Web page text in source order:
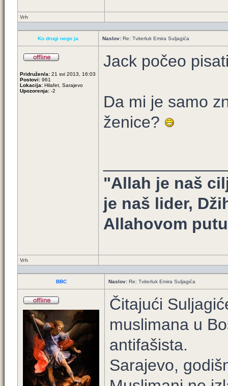
Vrh
Ko drugi nego ja Naslov: Re: Tviterluk Emira Suljagića
Pridružen/a: 21 svi 2013, 16:03
Postovi: 961
Lokacija: Hilafet, Sarajevo
Upozorenja: -2
Jack počeo
Da mi je samo
ženice?
"Allah je naš
je naš lider,
Allahovom
Vrh
BBC Naslov: Re: Tviterluk Emira Suljagića
Čitajući
muslimana u
antifašista.
Sarajevo,